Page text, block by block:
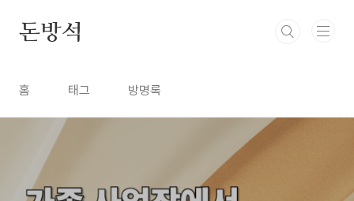
돈방석
홈 태그 방명록